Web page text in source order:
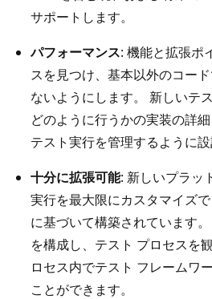
サポートします。
パフォーマンス: 機能と拡張ポ
スを見つけ、基本以外のコー
ないようにします。 新しいテ
どのように行うかの実装の詳
テスト実行を管理するように設
十分に拡張可能: 新しいプラッ
実行を最大限にカスタマイズ
に基づいて構築されています
を構成し、テスト プロセスを
ロセス内でテスト フレームワ
ことができます。